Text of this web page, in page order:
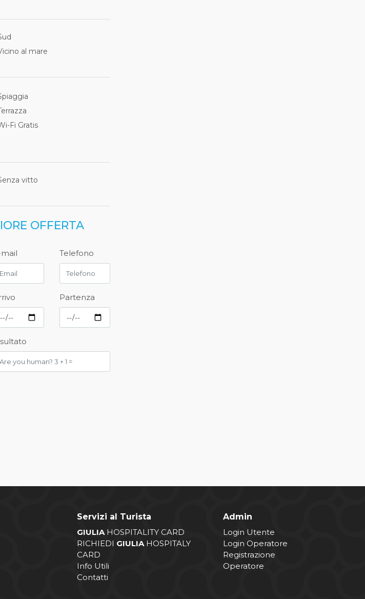
al mare
Fi Gratis
vitto
OFFERTA
mail Telefono
Partenza
Servizi al Turista
GIULIA HOSPITALITY CARD
RICHIEDI GIULIA HOSPITALY
CARD
Info Utili
Contatti
Admin
Login Utente
Login Operatore
Registrazione
Operatore